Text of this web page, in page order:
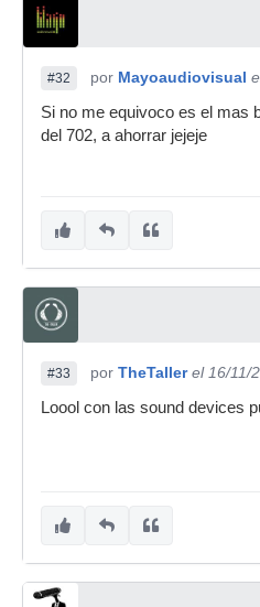
#32 por Mayoaudiovisual
Si no me equivoco es el mas
del 702, a ahorrar jejeje
#33 por TheTaller el 16/11/
Loool con las sound devices